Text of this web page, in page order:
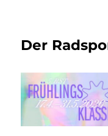
Der